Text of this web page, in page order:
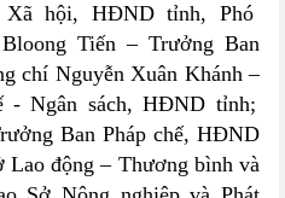
Xã hội, HĐND tỉnh, Phó
Bloong Tiến– Trưởng Ban
chí Nguyễn Xuân Khánh–
- Ngân sách, HĐND tỉnh;
Ban Pháp chế, HĐND
Lao động – Thương bình và